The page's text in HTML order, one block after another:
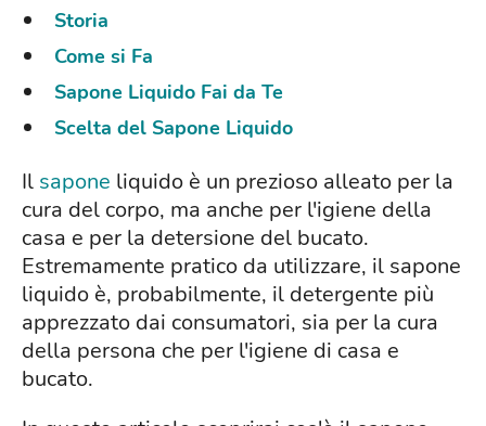
Storia
Come si Fa
Sapone Liquido Fai da Te
Scelta del Sapone Liquido
Il sapone liquido è un prezioso alleato per la
cura del corpo, ma anche per l'igiene della
casa e per la detersione del bucato.
Estremamente pratico da utilizzare, il sapone
liquido è, probabilmente, il detergente più
apprezzato dai consumatori, sia per la cura
della persona che per l'igiene di casa e
bucato.